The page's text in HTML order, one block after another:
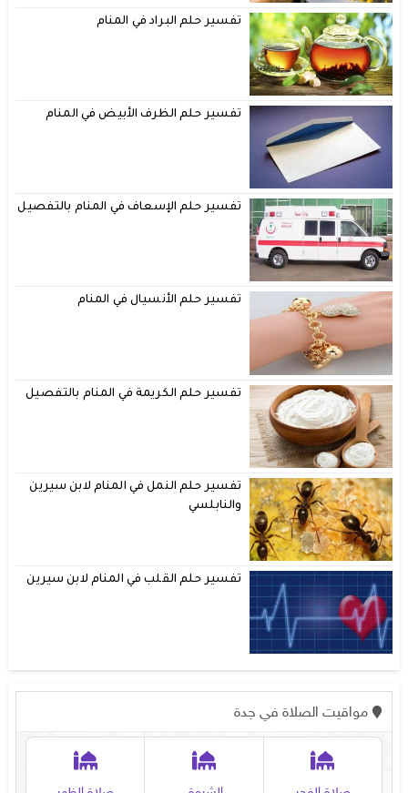
تفسير حلم البراد في المنام
تفسير حلم الظرف الأبيض في المنام
تفسير حلم الإسعاف في المنام بالتفصيل
تفسير حلم الأنسيال في المنام
تفسير حلم الكريمة في المنام بالتفصيل
تفسير حلم النمل في المنام لابن سيرين
والنابلسي
تفسير حلم القلب في المنام لابن سيرين